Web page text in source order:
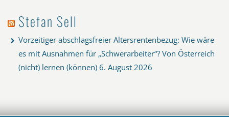
Stefan Sell
Vorzeitiger abschlagsfreier Altersrentenbezug: Wie wäre
es mit Ausnahmen für „Schwerarbeiter“? Von Österreich
(nicht) lernen (können) 6. August 2026